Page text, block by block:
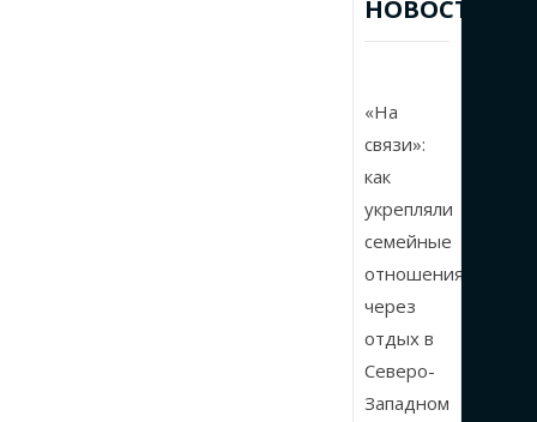
НОВОСТИ
«На
связи»:
как
укрепляли
семейные
отношения
через
отдых в
Северо-
Западном